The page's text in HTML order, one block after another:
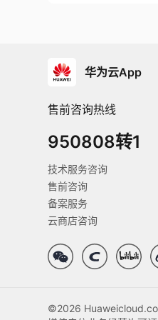
华为云App
售前咨询热线
950808转1
技术服务咨询
售前咨询
备案服务
云商店咨询
©2026